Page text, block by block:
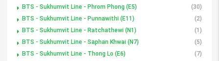
BTS - Sukhumvit Line - Phrom Phong (E5)
(30)
BTS - Sukhumvit Line - Punnawithi (E11)
(2)
BTS - Sukhumvit Line - Ratchathewi (N1)
(1)
BTS - Sukhumvit Line - Saphan Khwai (N7)
(5)
BTS - Sukhumvit Line - Thong Lo (E6)
(7)